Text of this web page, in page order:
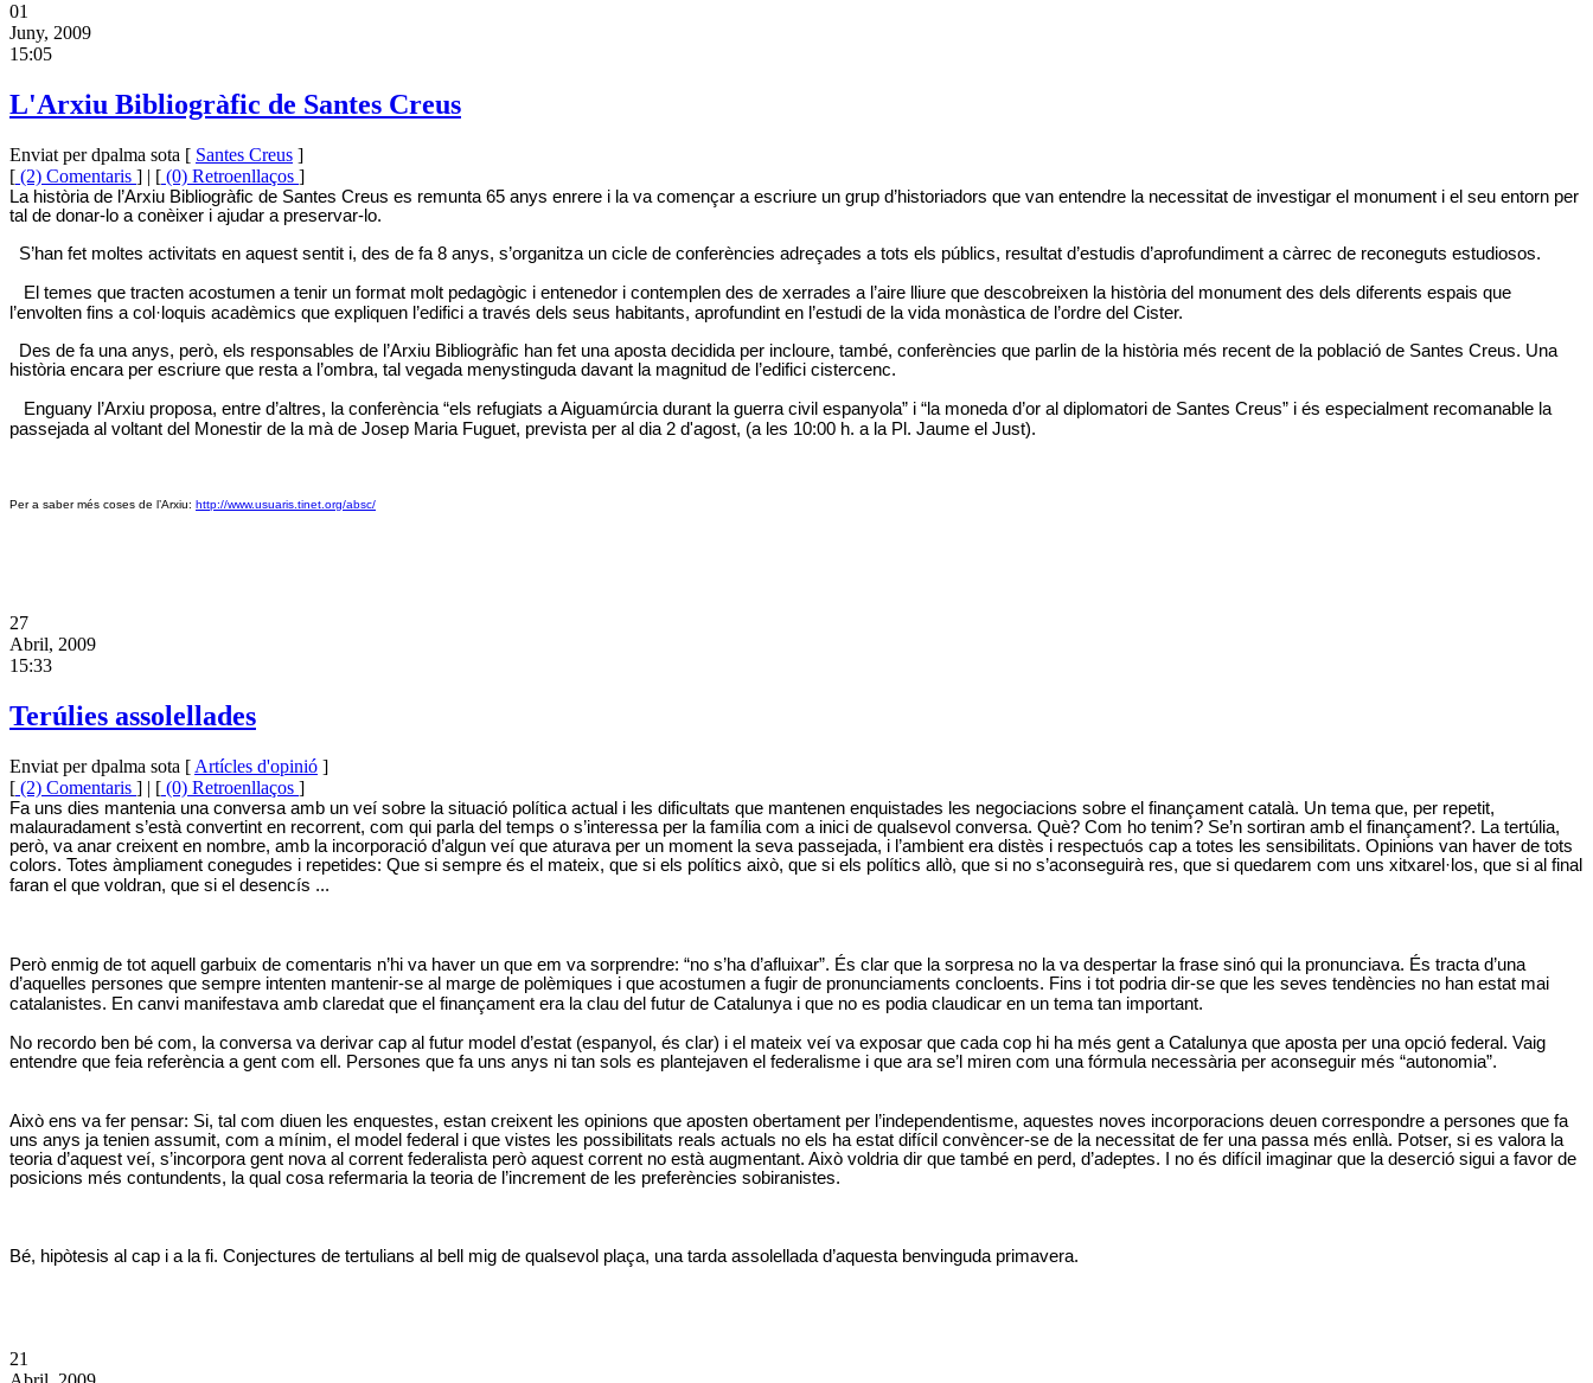
01
Juny, 2009
15:05
L'Arxiu Bibliogràfic de Santes Creus
Enviat per dpalma sota [ Santes Creus ]
[ (2) Comentaris ] | [ (0) Retroenllaços ]
La història de l’Arxiu Bibliogràfic de Santes Creus es remunta 65 anys enrere i la va començar a escriure un grup d’historiadors que van entendre la necessitat de investigar el monument i el seu entorn per
tal de donar-lo a conèixer i ajudar a preservar-lo.
S’han fet moltes activitats en aquest sentit i, des de fa 8 anys, s’organitza un cicle de conferències adreçades a tots els públics, resultat d’estudis d’aprofundiment a càrrec de reconeguts estudiosos.
El temes que tracten acostumen a tenir un format molt pedagògic i entenedor i contemplen des de xerrades a l’aire lliure que descobreixen la història del monument des dels diferents espais que
l’envolten fins a col·loquis acadèmics que expliquen l’edifici a través dels seus habitants, aprofundint en l’estudi de la vida monàstica de l’ordre del Cister.
Des de fa una anys, però, els responsables de l’Arxiu Bibliogràfic han fet una aposta decidida per incloure, també, conferències que parlin de la història més recent de la població de Santes Creus. Una
història encara per escriure que resta a l’ombra, tal vegada menystinguda davant la magnitud de l’edifici cistercenc.
Enguany l’Arxiu proposa, entre d’altres, la conferència “els refugiats a Aiguamúrcia durant la guerra civil espanyola” i “la moneda d’or al diplomatori de Santes Creus” i és especialment recomanable la
passejada al voltant del Monestir de la mà de Josep Maria Fuguet, prevista per al dia 2 d'agost, (a les 10:00 h. a la Pl. Jaume el Just).
Per a saber més coses de l’Arxiu: http://www.usuaris.tinet.org/absc/
27
Abril, 2009
15:33
Terúlies assolellades
Enviat per dpalma sota [ Artícles d'opinió ]
[ (2) Comentaris ] | [ (0) Retroenllaços ]
Fa uns dies mantenia una conversa amb un veí sobre la situació política actual i les dificultats que mantenen enquistades les negociacions sobre el finançament català. Un tema que, per repetit,
malauradament s’està convertint en recorrent, com qui parla del temps o s’interessa per la família com a inici de qualsevol conversa. Què? Com ho tenim? Se’n sortiran amb el finançament?. La tertúlia,
però, va anar creixent en nombre, amb la incorporació d’algun veí que aturava per un moment la seva passejada, i l’ambient era distès i respectuós cap a totes les sensibilitats. Opinions van haver de tots
colors. Totes àmpliament conegudes i repetides: Que si sempre és el mateix, que si els polítics això, que si els polítics allò, que si no s’aconseguirà res, que si quedarem com uns xitxarel·los, que si al final
faran el que voldran, que si el desencís ...
Però enmig de tot aquell garbuix de comentaris n’hi va haver un que em va sorprendre: “no s’ha d’afluixar”. És clar que la sorpresa no la va despertar la frase sinó qui la pronunciava. És tracta d’una
d’aquelles persones que sempre intenten mantenir-se al marge de polèmiques i que acostumen a fugir de pronunciaments concloents. Fins i tot podria dir-se que les seves tendències no han estat mai
catalanistes. En canvi manifestava amb claredat que el finançament era la clau del futur de Catalunya i que no es podia claudicar en un tema tan important.
No recordo ben bé com, la conversa va derivar cap al futur model d’estat (espanyol, és clar) i el mateix veí va exposar que cada cop hi ha més gent a Catalunya que aposta per una opció federal. Vaig
entendre que feia referència a gent com ell. Persones que fa uns anys ni tan sols es plantejaven el federalisme i que ara se’l miren com una fórmula necessària per aconseguir més “autonomia”.
Això ens va fer pensar: Si, tal com diuen les enquestes, estan creixent les opinions que aposten obertament per l’independentisme, aquestes noves incorporacions deuen correspondre a persones que fa
uns anys ja tenien assumit, com a mínim, el model federal i que vistes les possibilitats reals actuals no els ha estat difícil convèncer-se de la necessitat de fer una passa més enllà. Potser, si es valora la
teoria d’aquest veí, s’incorpora gent nova al corrent federalista però aquest corrent no està augmentant. Això voldria dir que també en perd, d’adeptes. I no és difícil imaginar que la deserció sigui a favor de
posicions més contundents, la qual cosa refermaria la teoria de l’increment de les preferències sobiranistes.
Bé, hipòtesis al cap i a la fi. Conjectures de tertulians al bell mig de qualsevol plaça, una tarda assolellada d’aquesta benvinguda primavera.
21